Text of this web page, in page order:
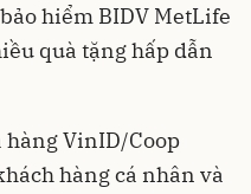
hiểm BIDV MetLife
quà tặng hấp dẫn
VinID/Coop
hàng cá nhân và